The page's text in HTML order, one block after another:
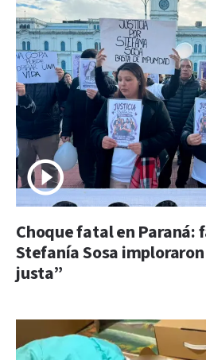
Choque fatal en Paraná:
Stefanía Sosa
justa”